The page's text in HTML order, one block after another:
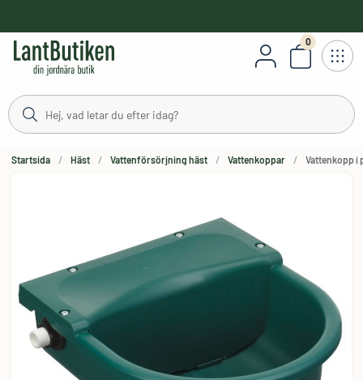
0
Antal
Startsida Häst Vattenförsörjning häst Vattenkoppar Vattenkopp i